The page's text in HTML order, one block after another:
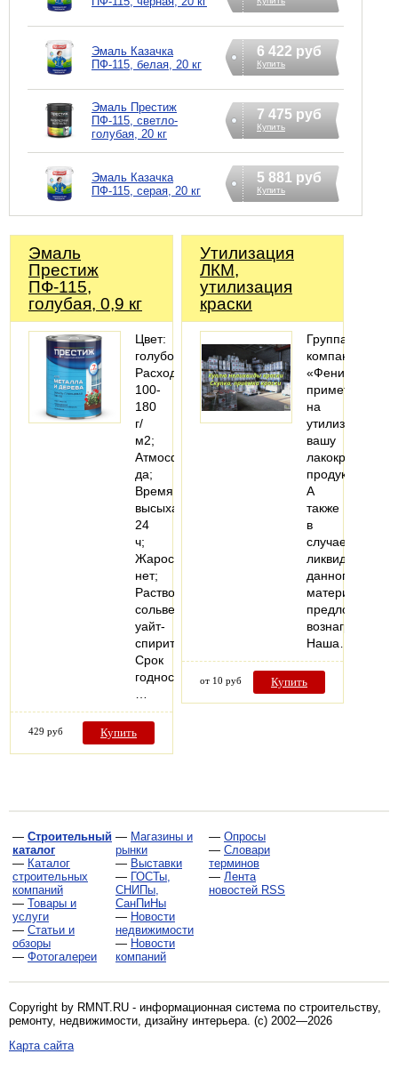
Эмаль Казачка
ПФ-115, белая, 20 кг
6 422 руб
Купить
Эмаль Престиж
ПФ-115, светло-
голубая, 20 кг
7 475 руб
Купить
Эмаль Казачка
ПФ-115, серая, 20 кг
5 881 руб
Купить
Эмаль
Престиж
ПФ-115,
голубая, 0,9 кг
Цвет:
голубой;
Расход:
100-
180
г/
м2;
Атмосферостойкость:
да;
Время
высыхания:
24
ч;
Жаростойкость:
нет;
Растворитель:
сольвент,
уайт-
спирит;
Срок
годности:
429 руб Купить
Утилизация
ЛКМ,
утилизация
краски
Группа
компаний
«Феникс»
примет
на
утилизацию
вашу
лакокрасочную
продукцию.
А
также
в
случае
ликвидности
данного
материала
предложит
Наша…
от 10 руб Купить
— Строительный
каталог
— Каталог
строительных
компаний
— Товары и
услуги
— Статьи и
обзоры
— Фотогалереи
— Магазины и
рынки
— Выставки
— ГОСТы,
СНИПы,
СанПиНы
— Новости
недвижимости
— Новости
компаний
— Опросы
— Словари
терминов
— Лента
новостей RSS
Copyright by RMNT.RU - информационная система по строительству,
ремонту, недвижимости, дизайну интерьера . (c) 2002—2026
Карта сайта